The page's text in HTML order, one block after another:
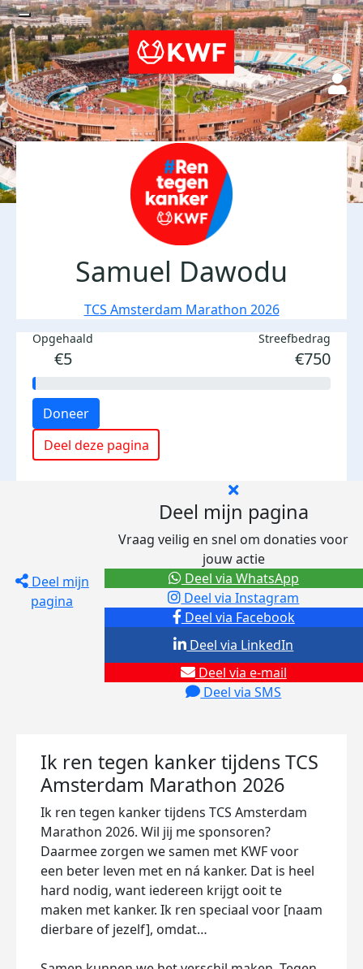
Samuel Dawodu
TCS Amsterdam Marathon 2026
Opgehaald
€5
Streefbedrag
€750
Doneer
Deel deze pagina
Deel mijn
pagina
Deel mijn pagina
Vraag veilig en snel om donaties voor
jouw actie
Deel via Facebook
Deel via Instagram
Deel via e-mail
Deel via SMS
Deel via LinkedIn
Deel via WhatsApp
Ik ren tegen kanker tijdens TCS
Amsterdam Marathon 2026
Ik ren tegen kanker tijdens TCS Amsterdam
Marathon 2026. Wil jij me sponsoren?
Daarmee zorgen we samen met KWF voor
een beter leven met en ná kanker. Dat is heel
hard nodig, want iedereen krijgt ooit te
maken met kanker. Ik ren speciaal voor [naam
dierbare of jezelf], omdat…